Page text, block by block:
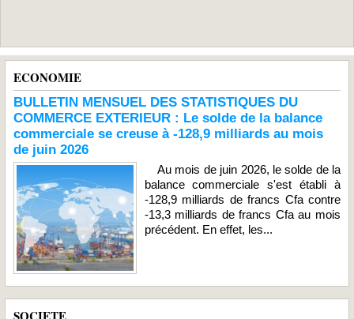
ECONOMIE
BULLETIN MENSUEL DES STATISTIQUES DU
COMMERCE EXTERIEUR : Le solde de la balance
commerciale se creuse à -128,9 milliards au mois
de juin 2026
Au mois de juin 2026, le solde de la
balance commerciale s'est établi à
-128,9 milliards de francs Cfa contre
-13,3 milliards de francs Cfa au mois
précédent. En effet, les...